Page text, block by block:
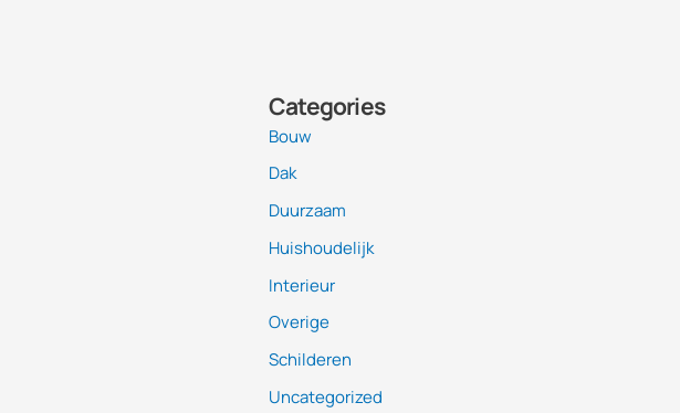
Categories
Bouw
Dak
Duurzaam
Huishoudelijk
Interieur
Overige
Schilderen
Uncategorized